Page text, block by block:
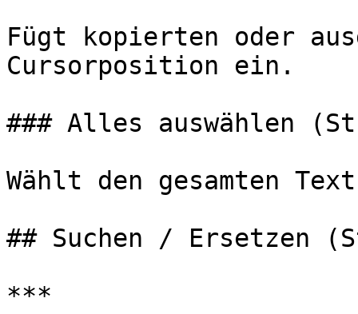
Fügt kopierten oder
Cursorposition ein.
### Alles auswählen
Wählt den gesamten
## Suchen / Ersetzen
***